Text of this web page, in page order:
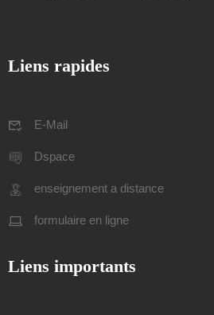
Liens rapides
E-Mail
Dspace
enseignement a distance
formulaire en ligne
Liens importants